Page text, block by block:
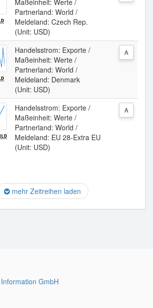
Maßeinheit: Werte /
Partnerland: World /
Meldeland: Czech Rep.
(Unit: USD)
Handelsstrom: Exporte /
Maßeinheit: Werte /
Partnerland: World /
Meldeland: Denmark
(Unit: USD)
A
Handelsstrom: Exporte /
Maßeinheit: Werte /
Partnerland: World /
Meldeland: EU 28-Extra EU
(Unit: USD)
A
mehr Zeitreihen laden
GmbH